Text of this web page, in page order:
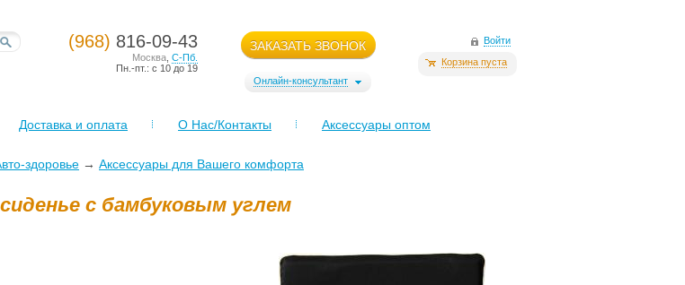
(968) 816-09-43
Москва С-Пб.
Пн.-пт.: с 10 до 19
ЗАКАЗАТЬ ЗВОНОК
Онлайн-консультант
Войти
Корзина пуста
Доставка и оплата О Нас/Контакты Аксессуары оптом
здоровье → Аксессуары для Вашего комфорта
с бамбуковым углем